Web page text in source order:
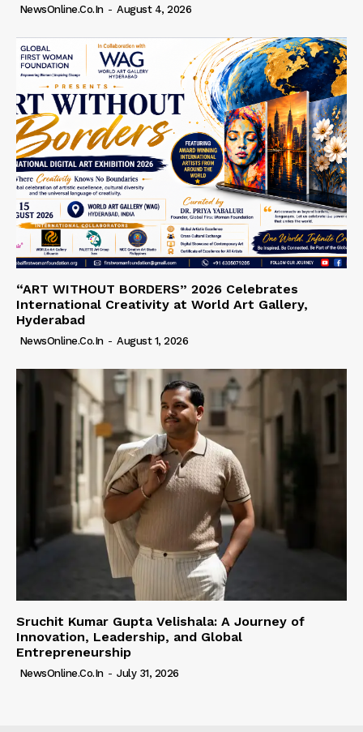
NewsOnline.co.in - August 4, 2026
“ART WITHOUT BORDERS” 2026 Celebrates
International Creativity at World Art Gallery,
Hyderabad
NewsOnline.co.in - August 1, 2026
Sruchit Kumar Gupta Velishala: A Journey of
Innovation, Leadership, and Global
Entrepreneurship
NewsOnline.co.in - July 31, 2026